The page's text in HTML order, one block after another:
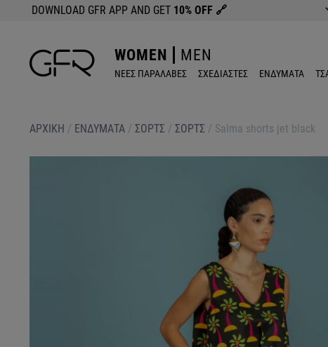
DOWNLOAD GFR APP AND GET 10% OFF 🔗
WOMEN MEN
ΝΕΕΣ ΠΑΡΑΛΑΒΕΣ ΣΧΕΔΙΑΣΤΕΣ ΕΝΔΥΜΑΤΑ
ΑΡΧΙΚΉ / ΕΝΔΥΜΑΤΑ / ΣΟΡΤΣ / ΣΟΡΤΣ / Salma shorts jet black